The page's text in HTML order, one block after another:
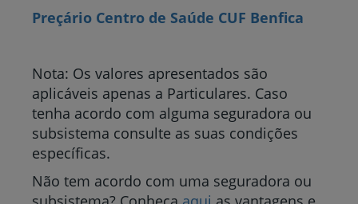
Preçário Centro de Saúde CUF Benfica
Nota: Os valores apresentados são
aplicáveis apenas a Particulares. Caso
tenha acordo com alguma seguradora ou
subsistema consulte as suas condições
específicas.
Não tem acordo com uma seguradora ou